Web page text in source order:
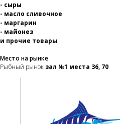
- сыры
- масло сливочное
- маргарин
- майонез
и прочие товары
Место на рынке
Рыбный рынок зал №1 места 36, 70